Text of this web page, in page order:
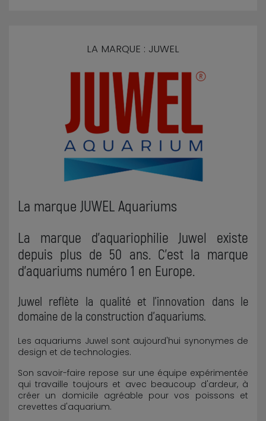
LA MARQUE : JUWEL
La marque JUWEL Aquariums
La marque d'aquariophilie Juwel existe
depuis plus de 50 ans. C'est la marque
d'aquariums numéro 1 en Europe.
Juwel reflète la qualité et l'innovation dans le
domaine de la construction d'aquariums.
Les aquariums Juwel sont aujourd'hui synonymes de
design et de technologies.
Son savoir-faire repose sur une équipe expérimentée
qui travaille toujours et avec beaucoup d'ardeur, à
créer un domicile agréable pour vos poissons et
crevettes d'aquarium.